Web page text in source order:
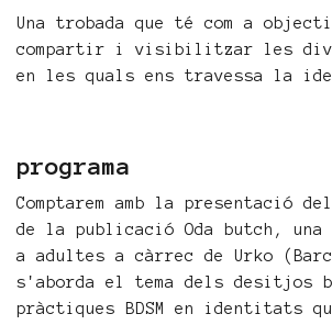
Una trobada que té com a
compartir i visibilitzar les
en les quals ens travessa la
programa
Comptarem amb la presentació
de la publicació Oda butch,
a adultes a càrrec de Urko
s'aborda el tema dels desitjos
pràctiques BDSM en identitats